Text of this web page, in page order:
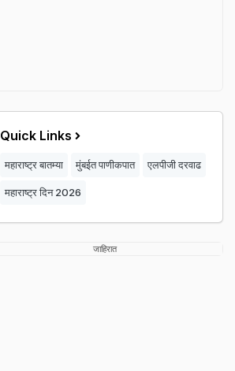
Quick Links
महाराष्ट्र बातम्या मुंबईत पाणीकपात एलपीजी दरवाढ
महाराष्ट्र दिन 2026
जाहिरात